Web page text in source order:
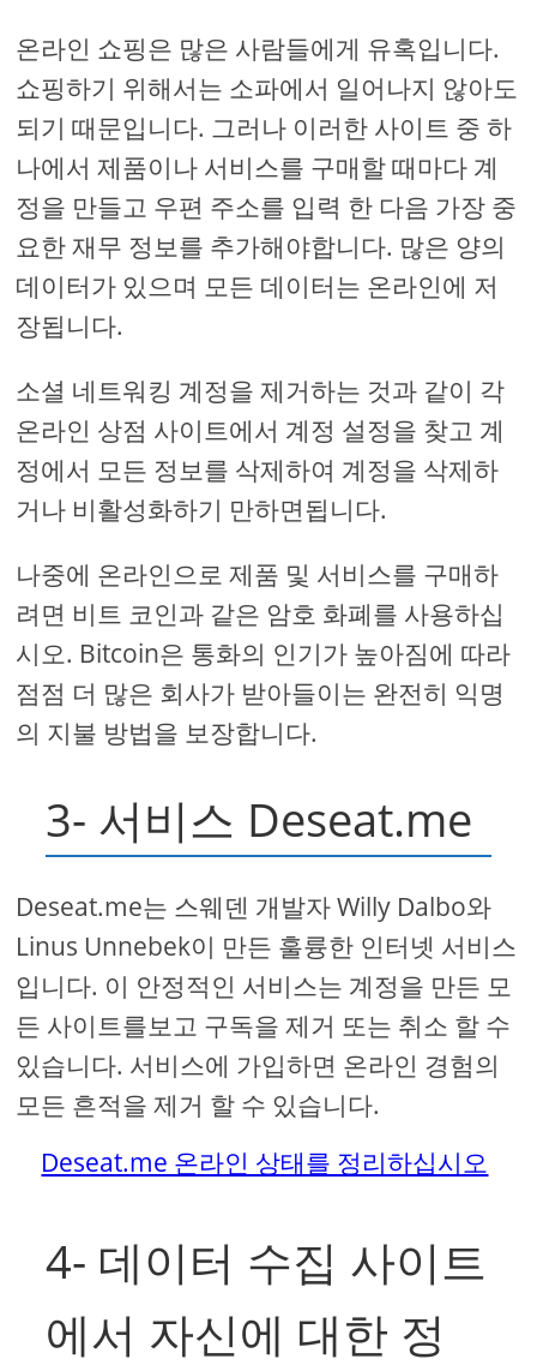
온라인 쇼핑은 많은 사람들에게 유혹입니다.
쇼핑하기 위해서는 소파에서 일어나지 않아도
되기 때문입니다. 그러나 이러한 사이트 중 하
나에서 제품이나 서비스를 구매할 때마다 계
정을 만들고 우편 주소를 입력 한 다음 가장 중
요한 재무 정보를 추가해야합니다. 많은 양의
데이터가 있으며 모든 데이터는 온라인에 저
장됩니다.
소셜 네트워킹 계정을 제거하는 것과 같이 각
온라인 상점 사이트에서 계정 설정을 찾고 계
정에서 모든 정보를 삭제하여 계정을 삭제하
거나 비활성화하기 만하면됩니다.
나중에 온라인으로 제품 및 서비스를 구매하
려면 비트 코인과 같은 암호 화폐를 사용하십
시오. Bitcoin은 통화의 인기가 높아짐에 따라
점점 더 많은 회사가 받아들이는 완전히 익명
의 지불 방법을 보장합니다.
3- 서비스 Deseat.me
Deseat.me는 스웨덴 개발자 Willy Dalbo와
Linus Unnebek이 만든 훌륭한 인터넷 서비스
입니다. 이 안정적인 서비스는 계정을 만든 모
든 사이트를보고 구독을 제거 또는 취소 할 수
있습니다. 서비스에 가입하면 온라인 경험의
모든 흔적을 제거 할 수 있습니다.
Deseat.me 온라인 상태를 정리하십시오
4- 데이터 수집 사이트
에서 자신에 대한 정